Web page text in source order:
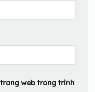
web trong trình